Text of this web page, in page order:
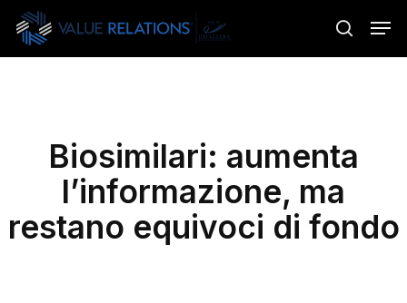
Skip
main
search
Biosimilari: aumenta
l’informazione, ma
restano equivoci di fondo